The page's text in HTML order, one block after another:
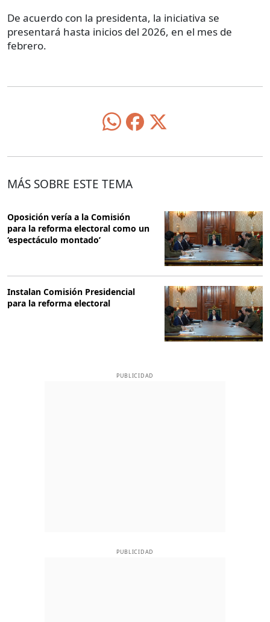
De acuerdo con la presidenta, la iniciativa se
presentará hasta inicios del 2026, en el mes de
febrero.
MÁS SOBRE ESTE TEMA
Oposición vería a la Comisión
para la reforma electoral como un
‘espectáculo montado’
Instalan Comisión Presidencial
para la reforma electoral
PUBLICIDAD
PUBLICIDAD